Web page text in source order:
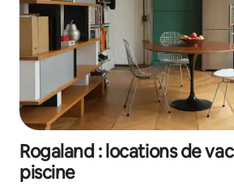
Rogaland : locations de
piscine